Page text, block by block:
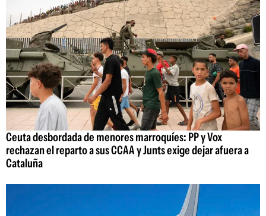
Ceuta desbordada de menores marroquíes: PP y Vox
rechazan el reparto a sus CCAA y Junts exige dejar afuera a
Cataluña